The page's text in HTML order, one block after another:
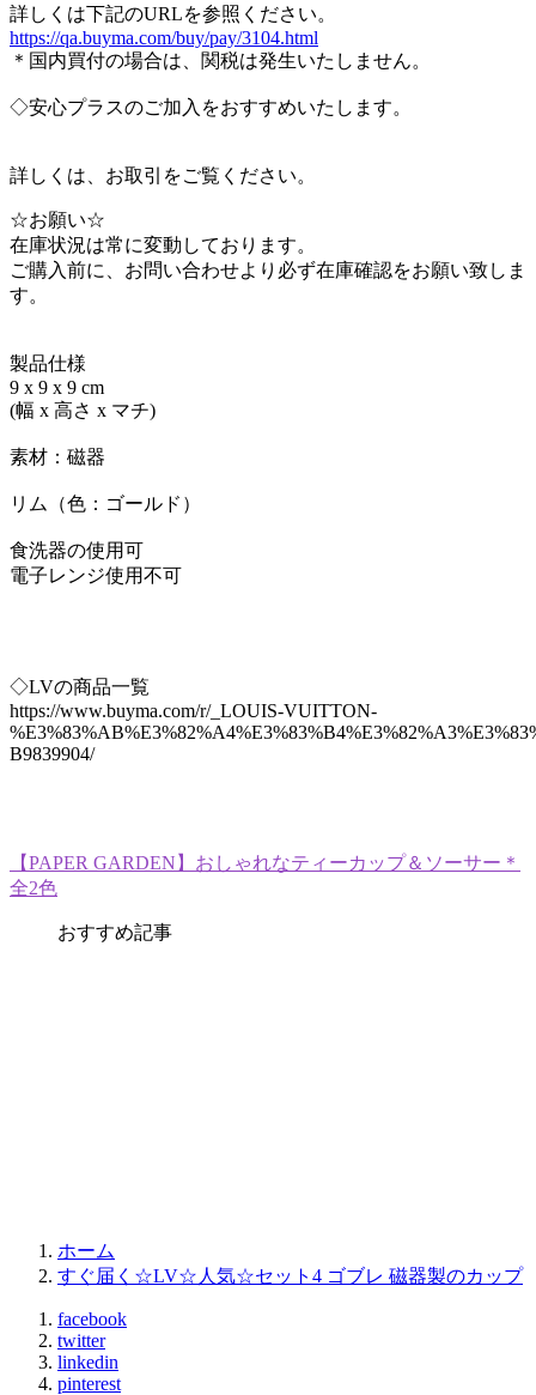
詳しくは下記のURLを参照ください。
https://qa.buyma.com/buy/pay/3104.html
＊国内買付の場合は、関税は発生いたしません。
◇安心プラスのご加入をおすすめいたします。
詳しくは、お取引をご覧ください。
☆お願い☆
在庫状況は常に変動しております。
ご購入前に、お問い合わせより必ず在庫確認をお願い致しま
す。
製品仕様
9 x 9 x 9 cm
(幅 x 高さ x マチ)
素材：磁器
リム（色：ゴールド）
食洗器の使用可
電子レンジ使用不可
◇LVの商品一覧
https://www.buyma.com/r/_LOUIS-VUITTON-
B9839904/
【PAPER GARDEN】おしゃれなティーカップ＆ソーサー＊
全2色
おすすめ記事
ホーム
すぐ届く☆LV☆人気☆セット4 ゴブレ 磁器製のカップ
facebook
twitter
linkedin
pinterest